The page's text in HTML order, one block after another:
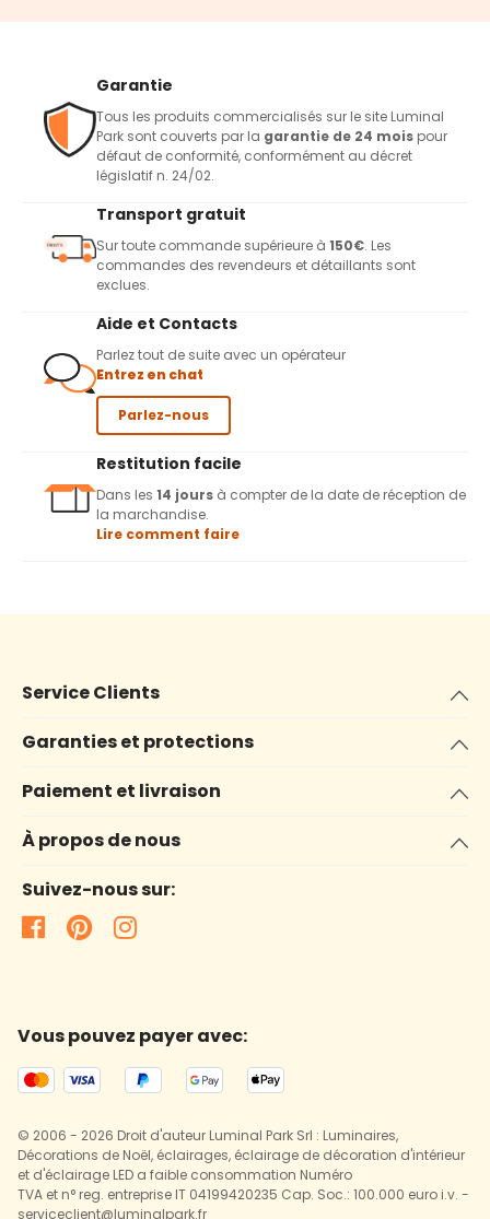
Garantie
Tous les produits commercialisés sur le site Luminal
Park sont couverts par la garantie de 24 mois pour
défaut de conformité, conformément au décret
législatif n. 24/02.
Transport gratuit
Sur toute commande supérieure à 150€. Les
commandes des revendeurs et détaillants sont
exclues.
Aide et Contacts
Parlez tout de suite avec un opérateur
Entrez en chat
Parlez-nous
Restitution facile
Dans les 14 jours à compter de la date de réception de
la marchandise.
Lire comment faire
Service Clients
Garanties et protections
Paiement et livraison
À propos de nous
Suivez-nous sur:
Vous pouvez payer avec:
© 2006 - 2026 Droit d'auteur Luminal Park Srl : Luminaires,
Décorations de Noël, éclairages, éclairage de décoration d'intérieur
et d'éclairage LED a faible consommation Numéro
TVA et n° reg. entreprise IT 04199420235 Cap. Soc.: 100.000 euro i.v. -
serviceclient@luminalpark.fr